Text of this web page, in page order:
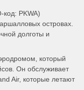
код: PKWA)
островах.
долготы и
который
Он обслуживает
Air, которые летают